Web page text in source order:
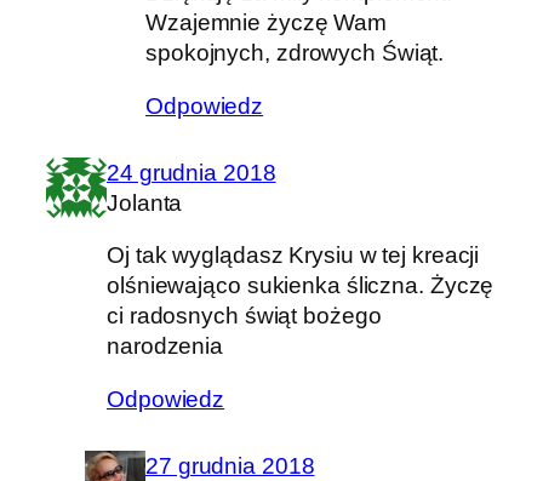
Wzajemnie życzę Wam
spokojnych, zdrowych Świąt.
Odpowiedz
24 grudnia 2018
Jolanta
Oj tak wyglądasz Krysiu w tej kreacji
olśniewająco sukienka śliczna. Życzę
ci radosnych świąt bożego
narodzenia
Odpowiedz
27 grudnia 2018